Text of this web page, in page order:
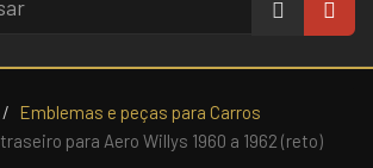
Emblemas e peças para Carros
para Aero Willys 1960 a 1962 (reto)